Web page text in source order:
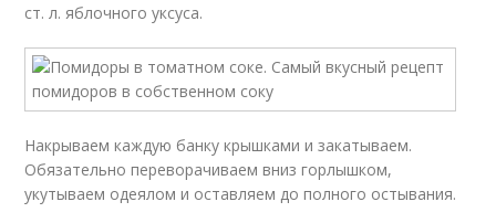
ст. л. яблочного уксуса.
Накрываем каждую банку крышками и закатываем.
Обязательно переворачиваем вниз горлышком,
укутываем одеялом и оставляем до полного остывания.